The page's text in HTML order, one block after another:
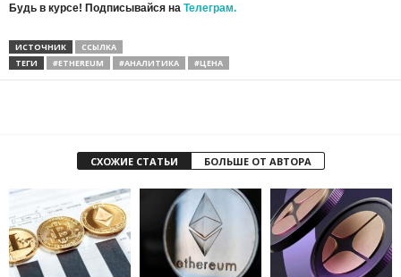
Будь в курсе! Подписывайся на Телеграм.
ИСТОЧНИК
ССЫЛКА
ТЕГИ
#ETHEREUM #АНАЛИТИКА #ЦЕНА
СХОЖИЕ СТАТЬИ БОЛЬШЕ ОТ АВТОРА